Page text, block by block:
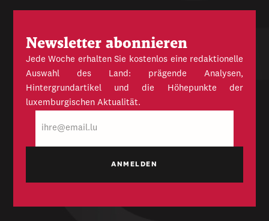
Newsletter abonnieren
Jede Woche erhalten Sie kostenlos eine redaktionelle
Auswahl des Land: prägende Analysen,
Hintergrundartikel und die Höhepunkte der
luxemburgischen Aktualität.
Mail